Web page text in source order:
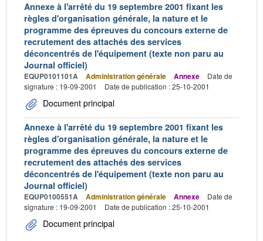
Annexe à l'arrêté du 19 septembre 2001 fixant les
règles d'organisation générale, la nature et le
programme des épreuves du concours externe de
recrutement des attachés des services
déconcentrés de l'équipement (texte non paru au
Journal officiel)
EQUP0101101A Administration générale Annexe
Date de
signature : 19-09-2001
Date de publication : 25-10-2001
Document principal
Annexe à l'arrêté du 19 septembre 2001 fixant les
règles d'organisation générale, la nature et le
programme des épreuves du concours externe de
recrutement des attachés des services
déconcentrés de l'équipement (texte non paru au
Journal officiel)
EQUP0100551A Administration générale Annexe
Date de
signature : 19-09-2001
Date de publication : 25-10-2001
Document principal